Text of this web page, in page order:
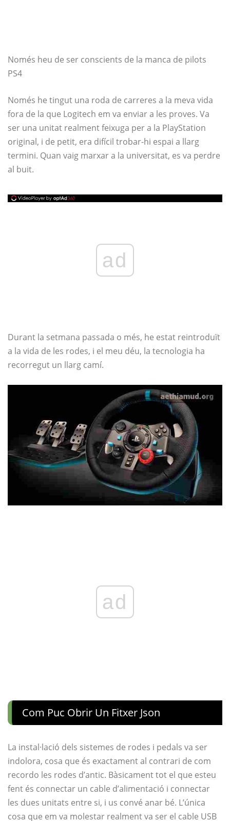
Només heu de ser conscients de la manca de pilots
PS4
Només he tingut una roda de carreres a la meva vida
fora de la que Logitech em va enviar a les proves. Va
ser una unitat realment feixuga per a la PlayStation
original, i de petit, era difícil trobar-hi espai a llarg
termini. Quan vaig marxar a la universitat, es va perdre
al buit.
ad
Durant la setmana passada o més, he estat reintroduït
a la vida de les rodes, i el meu déu, la tecnologia ha
recorregut un llarg camí.
ad
Com Puc Obrir Un Fitxer Json
La instal·lació dels sistemes de rodes i pedals va ser
indolora, cosa que és exactament al contrari de com
recordo les rodes d’antic. Bàsicament tot el que esteu
fent és connectar un cable d’alimentació i connectar
les dues unitats entre si, i us convé anar bé. L’única
cosa que em va molestar realment va ser el cable USB